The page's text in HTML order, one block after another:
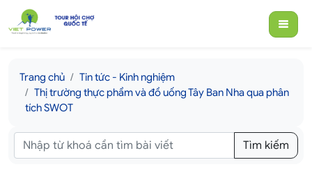
Trang chủ
Tin tức - Kinh nghiệm
Thị trường thực phẩm và đồ uống Tây Ban Nha qua phân
tích SWOT
Tìm kiếm